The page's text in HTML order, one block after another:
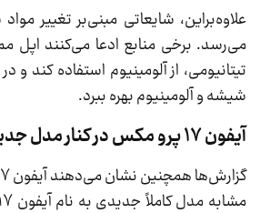
علاوه‌براین، شایعاتی مبنی‌بر تغییر
می‌رسد. برخی منابع ادعا می‌کنند اپل
تیتانیومی، از آلومینیوم استفاده کند و
شیشه و آلومینیوم بهره ببرد.
آیفون 17 پرو مکس در کنار مدل جدید آیفون 17 ایر